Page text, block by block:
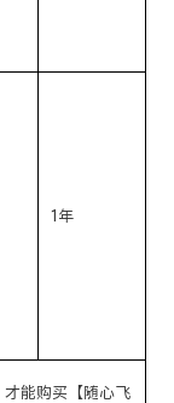
1年
才能购买【随心飞